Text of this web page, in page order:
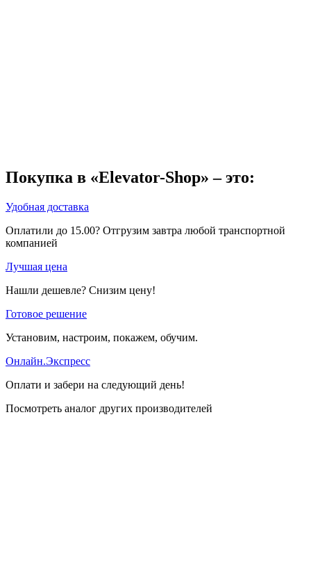
Покупка в «Elevator-Shop» – это:
Удобная доставка
Оплатили до 15.00? Отгрузим завтра любой транспортной
компанией
Лучшая цена
Нашли дешевле? Снизим цену!
Готовое решение
Установим, настроим, покажем, обучим.
Онлайн.Экспресс
Оплати и забери на следующий день!
Посмотреть аналог других производителей